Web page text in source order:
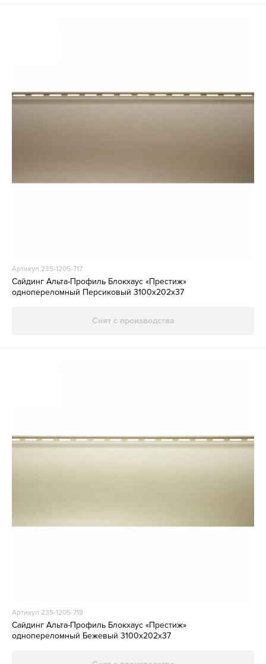
Артикул 235-1205-717
Сайдинг Альта-Профиль Блокхаус «Престиж»
однопереломный Персиковый 3100х202х37
Снят с производства
Артикул 235-1205-718
Сайдинг Альта-Профиль Блокхаус «Престиж»
однопереломный Бежевый 3100х202х37